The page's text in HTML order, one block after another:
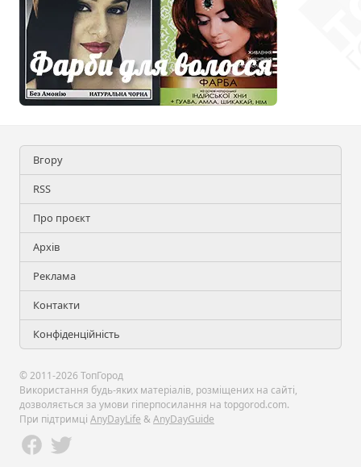
Вгору
RSS
Про проєкт
Архів
Реклама
Контакти
Конфіденційність
© 2011-2026 ТопГород
Використання будь-яких матеріалів, розміщених на сайті,
дозволяється за умови гіперпосилання на topgorod.com.
При підтримці AnyDayLife &AnyDayGuide